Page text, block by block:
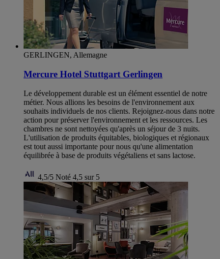
GERLINGEN, Allemagne
Mercure Hotel Stuttgart Gerlingen
Le développement durable est un élément essentiel de notre
métier. Nous allions les besoins de l'environnement aux
souhaits individuels de nos clients. Rejoignez-nous dans notre
action pour préserver l'environnement et les ressources. Les
chambres ne sont nettoyées qu'après un séjour de 3 nuits.
L'utilisation de produits équitables, biologiques et régionaux
est tout aussi importante pour nous qu'une alimentation
équilibrée à base de produits végétaliens et sans lactose.
4,5/5 Noté 4,5 sur 5